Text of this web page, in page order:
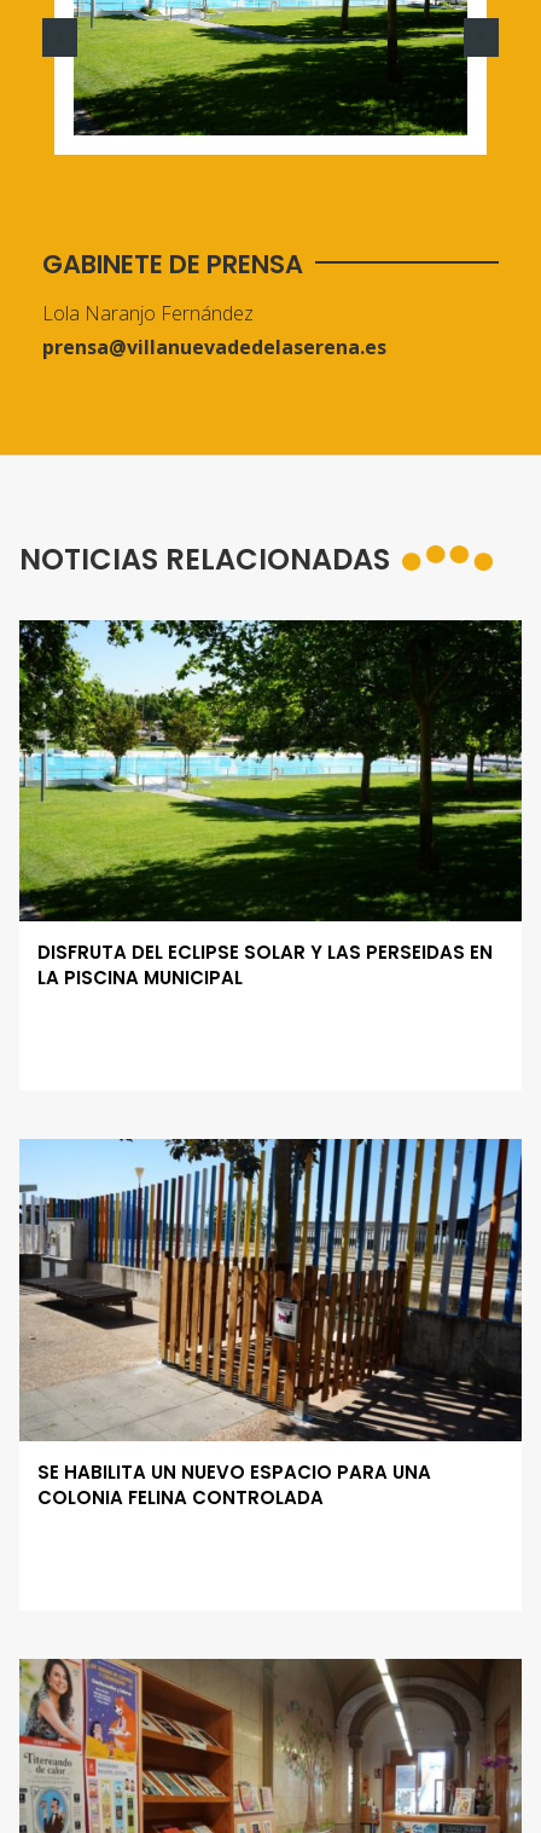
GABINETE DE PRENSA
Lola Naranjo Fernández
prensa@villanuevadedelaserena.es
NOTICIAS RELACIONADAS
DISFRUTA DEL ECLIPSE SOLAR Y LAS PERSEIDAS EN
LA PISCINA MUNICIPAL
SE HABILITA UN NUEVO ESPACIO PARA UNA
COLONIA FELINA CONTROLADA